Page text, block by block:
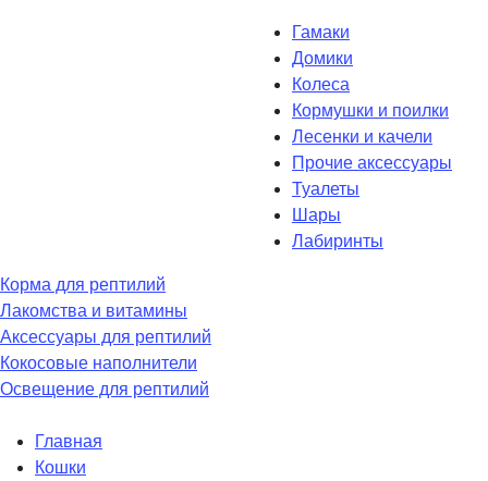
Гамаки
Домики
Колеса
Кормушки и поилки
Лесенки и качели
Прочие аксессуары
Туалеты
Шары
Лабиринты
Корма для рептилий
Лакомства и витамины
Аксессуары для рептилий
Кокосовые наполнители
Освещение для рептилий
Главная
Кошки